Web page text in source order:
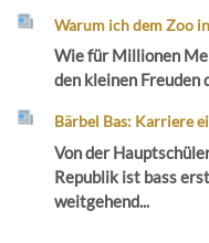
Warum ich dem Zoo
Wie für Millionen
den kleinen Freuden
Bärbel Bas: Karriere
Von der
Republik ist bass
weitgehend...